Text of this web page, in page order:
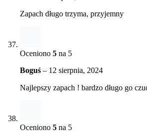
Zapach długo trzyma, przyjemny
Oceniono 5 na 5
Boguś – 12 sierpnia, 2024
Najlepszy zapach ! bardzo długo go
Oceniono 5 na 5